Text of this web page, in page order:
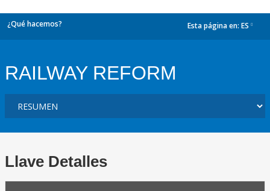
¿Qué hacemos? Esta página en: ES
RAILWAY REFORM
Llave Detalles